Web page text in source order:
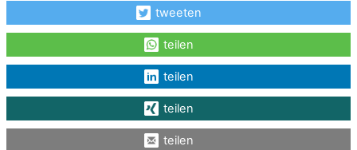
tweeten
teilen
teilen
teilen
teilen